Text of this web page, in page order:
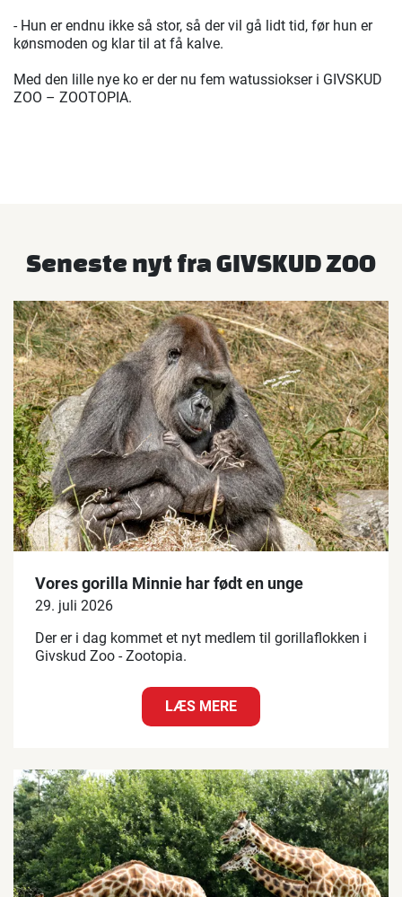
- Hun er endnu ikke så stor, så der vil gå lidt tid, før hun er
kønsmoden og klar til at få kalve.
Med den lille nye ko er der nu fem watussiokser i GIVSKUD
ZOO – ZOOTOPIA.
Seneste nyt fra GIVSKUD ZOO
Vores gorilla Minnie har født en unge
29. juli 2026
Der er i dag kommet et nyt medlem til gorillaflokken i
Givskud Zoo - Zootopia.
LÆS MERE